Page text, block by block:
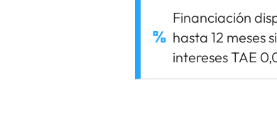
Financiación
hasta 12 meses
intereses TAE